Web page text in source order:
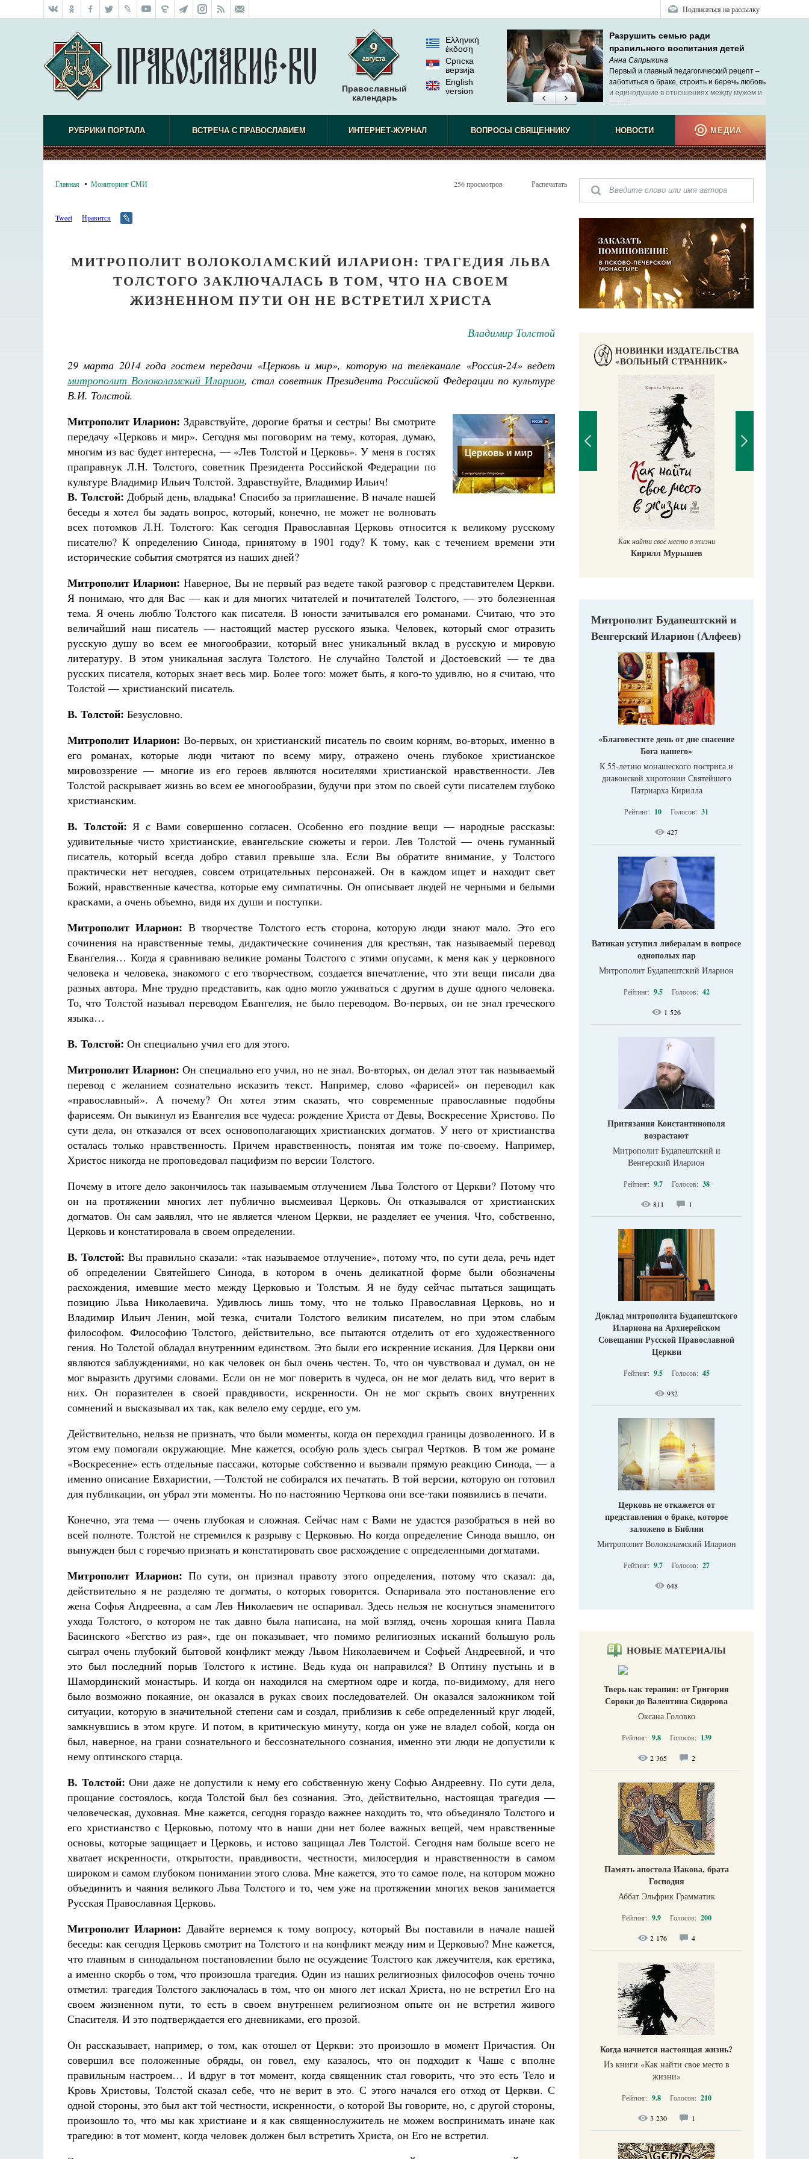
Подписаться на рассылку
Православный
календарь
Ελληνική
έκδοση
Српска
верзиjа
English
version
Разрушить семью ради
правильного воспитания детей
Анна Сапрыкина
Первый и главный педагогический рецепт –
заботиться о браке, строить и беречь любовь
и единодушие в отношениях между мужем и
женой.
РУБРИКИ ПОРТАЛА ВСТРЕЧА С ПРАВОСЛАВИЕМ ИНТЕРНЕТ-ЖУРНАЛ ВОПРОСЫ СВЯЩЕННИКУ НОВОСТИ МЕДИА
Главная Мониторинг СМИ 256 просмотров Распечатать
Tweet Нравится
МИТРОПОЛИТ ВОЛОКОЛАМСКИЙ ИЛАРИОН: ТРАГЕДИЯ ЛЬВА
ТОЛСТОГО ЗАКЛЮЧАЛАСЬ В ТОМ, ЧТО НА СВОЕМ
ЖИЗНЕННОМ ПУТИ ОН НЕ ВСТРЕТИЛ ХРИСТА
Владимир Толстой
29 марта 2014 года гостем передачи «Церковь и мир», которую на телеканале «Россия-24» ведет
митрополит Волоколамский Иларион, стал советник Президента Российской Федерации по культуре
В.И. Толстой.
Митрополит Иларион: Здравствуйте, дорогие братья и сестры! Вы смотрите
передачу «Церковь и мир». Сегодня мы поговорим на тему, которая, думаю,
многим из вас будет интересна, — «Лев Толстой и Церковь». У меня в гостях
праправнук Л.Н. Толстого, советник Президента Российской Федерации по
культуре Владимир Ильич Толстой. Здравствуйте, Владимир Ильич!
В. Толстой: Добрый день, владыка! Спасибо за приглашение. В начале нашей
беседы я хотел бы задать вопрос, который, конечно, не может не волновать
всех потомков Л.Н. Толстого: Как сегодня Православная Церковь относится к великому русскому
писателю? К определению Синода, принятому в 1901 году? К тому, как с течением времени эти
исторические события смотрятся из наших дней?
Митрополит Иларион: Наверное, Вы не первый раз ведете такой разговор с представителем Церкви.
Я понимаю, что для Вас — как и для многих читателей и почитателей Толстого, — это болезненная
тема. Я очень люблю Толстого как писателя. В юности зачитывался его романами. Считаю, что это
величайший наш писатель — настоящий мастер русского языка. Человек, который смог отразить
русскую душу во всем ее многообразии, который внес уникальный вклад в русскую и мировую
литературу. В этом уникальная заслуга Толстого. Не случайно Толстой и Достоевский — те два
русских писателя, которых знает весь мир. Более того: может быть, я кого-то удивлю, но я считаю, что
Толстой — христианский писатель.
В. Толстой: Безусловно.
Митрополит Иларион: Во-первых, он христианский писатель по своим корням, во-вторых, именно в
его романах, которые люди читают по всему миру, отражено очень глубокое христианское
мировоззрение — многие из его героев являются носителями христианской нравственности. Лев
Толстой раскрывает жизнь во всем ее многообразии, будучи при этом по своей сути писателем глубоко
христианским.
В. Толстой: Я с Вами совершенно согласен. Особенно его поздние вещи — народные рассказы:
удивительные чисто христианские, евангельские сюжеты и герои. Лев Толстой — очень гуманный
писатель, который всегда добро ставил превыше зла. Если Вы обратите внимание, у Толстого
практически нет негодяев, совсем отрицательных персонажей. Он в каждом ищет и находит свет
Божий, нравственные качества, которые ему симпатичны. Он описывает людей не черными и белыми
красками, а очень объемно, видя их души и поступки.
Митрополит Иларион: В творчестве Толстого есть сторона, которую люди знают мало. Это его
сочинения на нравственные темы, дидактические сочинения для крестьян, так называемый перевод
Евангелия… Когда я сравниваю великие романы Толстого с этими опусами, к меня как у церковного
человека и человека, знакомого с его творчеством, создается впечатление, что эти вещи писали два
разных автора. Мне трудно представить, как одно могло уживаться с другим в душе одного человека.
То, что Толстой называл переводом Евангелия, не было переводом. Во-первых, он не знал греческого
языка…
В. Толстой: Он специально учил его для этого.
Митрополит Иларион: Он специально его учил, но не знал. Во-вторых, он делал этот так называемый
перевод с желанием сознательно исказить текст. Например, слово «фарисей» он переводил как
«православный». А почему? Он хотел этим сказать, что современные православные подобны
фарисеям. Он выкинул из Евангелия все чудеса: рождение Христа от Девы, Воскресение Христово. По
сути дела, он отказался от всех основополагающих христианских догматов. У него от христианства
осталась только нравственность. Причем нравственность, понятая им тоже по-своему. Например,
Христос никогда не проповедовал пацифизм по версии Толстого.
Почему в итоге дело закончилось так называемым отлучением Льва Толстого от Церкви? Потому что
он на протяжении многих лет публично высмеивал Церковь. Он отказывался от христианских
догматов. Он сам заявлял, что не является членом Церкви, не разделяет ее учения. Что, собственно,
Церковь и констатировала в своем определении.
В. Толстой: Вы правильно сказали: «так называемое отлучение», потому что, по сути дела, речь идет
об определении Святейшего Синода, в котором в очень деликатной форме были обозначены
расхождения, имевшие место между Церковью и Толстым. Я не буду сейчас пытаться защищать
позицию Льва Николаевича. Удивлюсь лишь тому, что не только Православная Церковь, но и
Владимир Ильич Ленин, мой тезка, считали Толстого великим писателем, но при этом слабым
философом. Философию Толстого, действительно, все пытаются отделить от его художественного
гения. Но Толстой обладал внутренним единством. Это были его искренние искания. Для Церкви они
являются заблуждениями, но как человек он был очень честен. То, что он чувствовал и думал, он не
мог выразить другими словами. Если он не мог поверить в чудеса, он не мог делать вид, что верит в
них. Он поразителен в своей правдивости, искренности. Он не мог скрыть своих внутренних
сомнений и высказывал их так, как велело ему сердце, его ум.
Действительно, нельзя не признать, что были моменты, когда он переходил границы дозволенного. И в
этом ему помогали окружающие. Мне кажется, особую роль здесь сыграл Чертков. В том же романе
«Воскресение» есть отдельные пассажи, которые собственно и вызвали прямую реакцию Синода, — а
именно описание Евхаристии, —Толстой не собирался их печатать. В той версии, которую он готовил
для публикации, он убрал эти моменты. Но по настоянию Черткова они все-таки появились в печати.
Конечно, эта тема — очень глубокая и сложная. Сейчас нам с Вами не удастся разобраться в ней во
всей полноте. Толстой не стремился к разрыву с Церковью. Но когда определение Синода вышло, он
вынужден был с горечью признать и констатировать свое расхождение с определенными догматами.
Митрополит Иларион: По сути, он признал правоту этого определения, потому что сказал: да,
действительно я не разделяю те догматы, о которых говорится. Оспаривала это постановление его
жена Софья Андреевна, а сам Лев Николаевич не оспаривал. Здесь нельзя не коснуться знаменитого
ухода Толстого, о котором не так давно была написана, на мой взгляд, очень хорошая книга Павла
Басинского «Бегство из рая», где он показывает, что помимо религиозных исканий большую роль
сыграл очень глубокий бытовой конфликт между Львом Николаевичем и Софьей Андреевной, и что
это был последний порыв Толстого к истине. Ведь куда он направился? В Оптину пустынь и в
Шамординский монастырь. И когда он находился на смертном одре и когда, по-видимому, для него
было возможно покаяние, он оказался в руках своих последователей. Он оказался заложником той
ситуации, которую в значительной степени сам и создал, приблизив к себе определенный круг людей,
замкнувшись в этом круге. И потом, в критическую минуту, когда он уже не владел собой, когда он
был, наверное, на грани сознательного и бессознательного сознания, именно эти люди не допустили к
нему оптинского старца.
В. Толстой: Они даже не допустили к нему его собственную жену Софью Андреевну. По сути дела,
прощание состоялось, когда Толстой был без сознания. Это, действительно, настоящая трагедия —
человеческая, духовная. Мне кажется, сегодня гораздо важнее находить то, что объединяло Толстого и
его христианство с Церковью, потому что в наши дни нет более важных вещей, чем нравственные
основы, которые защищает и Церковь, и истово защищал Лев Толстой. Сегодня нам больше всего не
хватает искренности, открытости, правдивости, честности, милосердия и нравственности в самом
широком и самом глубоком понимании этого слова. Мне кажется, это то самое поле, на котором можно
объединить и чаяния великого Льва Толстого и то, чем уже на протяжении многих веков занимается
Русская Православная Церковь.
Митрополит Иларион: Давайте вернемся к тому вопросу, который Вы поставили в начале нашей
беседы: как сегодня Церковь смотрит на Толстого и на конфликт между ним и Церковью? Мне кажется,
что главным в синодальном постановлении было не осуждение Толстого как лжеучителя, как еретика,
а именно скорбь о том, что произошла трагедия. Один из наших религиозных философов очень точно
отметил: трагедия Толстого заключалась в том, что он много лет искал Христа, но не встретил Его на
своем жизненном пути, то есть в своем внутреннем религиозном опыте он не встретил живого
Спасителя. И это подтверждается его дневниками, его прозой.
Он рассказывает, например, о том, как отошел от Церкви: это произошло в момент Причастия. Он
совершил все положенные обряды, он говел, ему казалось, что он подходит к Чаше с вполне
правильным настроем… И вдруг в тот момент, когда священник стал говорить, что это есть Тело и
Кровь Христовы, Толстой сказал себе, что не верит в это. С этого начался его отход от Церкви. С
одной стороны, это был акт той честности, искренности, о которой Вы говорите, но, с другой стороны,
произошло то, что мы как христиане и я как священнослужитель не можем воспринимать иначе как
трагедию: в тот момент, когда человек должен был встретить Христа, он Его не встретил.
НОВИНКИ ИЗДАТЕЛЬСТВА
«ВОЛЬНЫЙ СТРАННИК»
Как найти своё место в жизни
Кирилл Мурышев
Митрополит Будапештский и
Венгерский Иларион (Алфеев)
«Благовестите день от дне спасение
Бога нашего»
К 55-летию монашеского пострига и
диаконской хиротонии Святейшего
Патриарха Кирилла
Рейтинг: 10 Голосов: 31
427
Ватикан уступил либералам в вопросе
однополых пар
Митрополит Будапештский Иларион
Рейтинг: 9.5 Голосов: 42
1 526
Притязания Константинополя
возрастают
Митрополит Будапештский и
Венгерский Иларион
Рейтинг: 9.7 Голосов: 38
811 1
Доклад митрополита Будапештского
Илариона на Архиерейском
Совещании Русской Православной
Церкви
Рейтинг: 9.5 Голосов: 45
932
Церковь не откажется от
представления о браке, которое
заложено в Библии
Митрополит Волоколамский Иларион
Рейтинг: 9.7 Голосов: 27
648
НОВЫЕ МАТЕРИАЛЫ
Тверь как терапия: от Григория
Сороки до Валентина Сидорова
Оксана Головко
Рейтинг: 9.8 Голосов: 139
2 365 2
Память апостола Иакова, брата
Господня
Аббат Эльфрик Грамматик
Рейтинг: 9.9 Голосов: 200
2 176 4
Когда начнется настоящая жизнь?
Из книги «Как найти свое место в
жизни​»
Рейтинг: 9.8 Голосов: 210
3 230 1